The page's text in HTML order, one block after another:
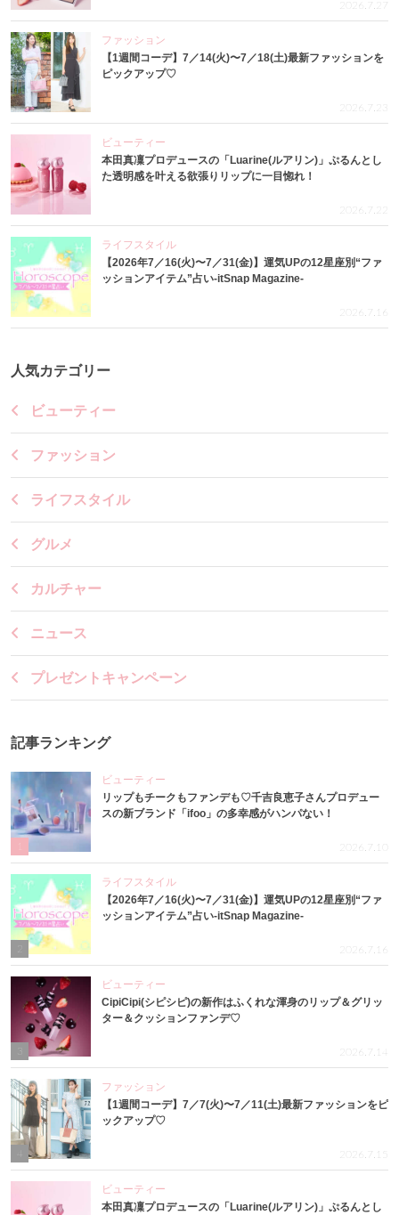
2026.7.27
ファッション
【1週間コーデ】7／14(火)〜7／18(土)最新ファッションを
ピックアップ♡
2026.7.23
ビューティー
本田真凜プロデュースの「Luarine(ルアリン)」ぷるんとし
た透明感を叶える欲張りリップに一目惚れ！
2026.7.22
ライフスタイル
【2026年7／16(火)〜7／31(金)】運気UPの12星座別“ファ
ッションアイテム”占い-itSnap Magazine-
2026.7.16
人気カテゴリー
ビューティー
ファッション
ライフスタイル
グルメ
カルチャー
ニュース
プレゼントキャンペーン
記事ランキング
ビューティー
リップもチークもファンデも♡千吉良恵子さんプロデュー
スの新ブランド「ifoo」の多幸感がハンパない！
2026.7.10
ライフスタイル
【2026年7／16(火)〜7／31(金)】運気UPの12星座別“ファ
ッションアイテム”占い-itSnap Magazine-
2026.7.16
3
ビューティー
CipiCipi(シピシピ)の新作はふくれな渾身のリップ＆グリッ
ター＆クッションファンデ♡
2026.7.14
4
ファッション
【1週間コーデ】7／7(火)〜7／11(土)最新ファッションをピ
ックアップ♡
2026.7.15
ビューティー
本田真凜プロデュースの「Luarine(ルアリン)」ぷるんとし